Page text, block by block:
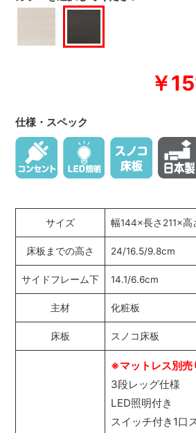
￥
仕様・スペック
サイズ 幅144×長さ211×
床板までの高さ 24/16.5/9.8cm
サイドフレーム下 14.1/6.6cm
主材 化粧板
床板 スノコ床板
※マットレス別売
3段レッグ仕様
LED照明付き
スイッチ付き1口